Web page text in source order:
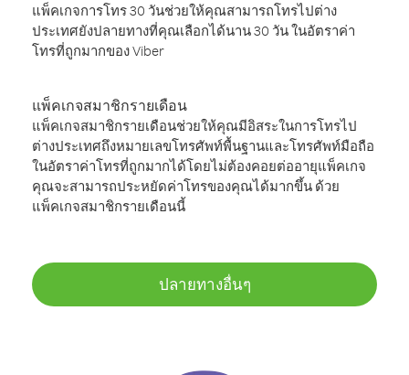
แพ็คเกจการโทร 30 วันช่วยให้คุณสามารถโทรไปต่าง
ประเทศยังปลายทางที่คุณเลือกได้นาน 30 วัน ในอัตราค่า
โทรที่ถูกมากของ Viber
แพ็คเกจสมาชิกรายเดือน
แพ็คเกจสมาชิกรายเดือนช่วยให้คุณมีอิสระในการโทรไป
ต่างประเทศถึงหมายเลขโทรศัพท์พื้นฐานและโทรศัพท์มือถือ
ในอัตราค่าโทรที่ถูกมากได้โดยไม่ต้องคอยต่ออายุแพ็คเกจ
คุณจะสามารถประหยัดค่าโทรของคุณได้มากขึ้น ด้วย
แพ็คเกจสมาชิกรายเดือนนี้
ปลายทางอื่นๆ